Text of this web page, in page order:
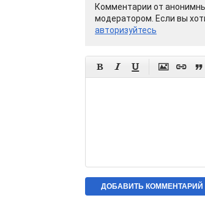
Комментарии от
модератором. Если вы
авторизуйтесь
     